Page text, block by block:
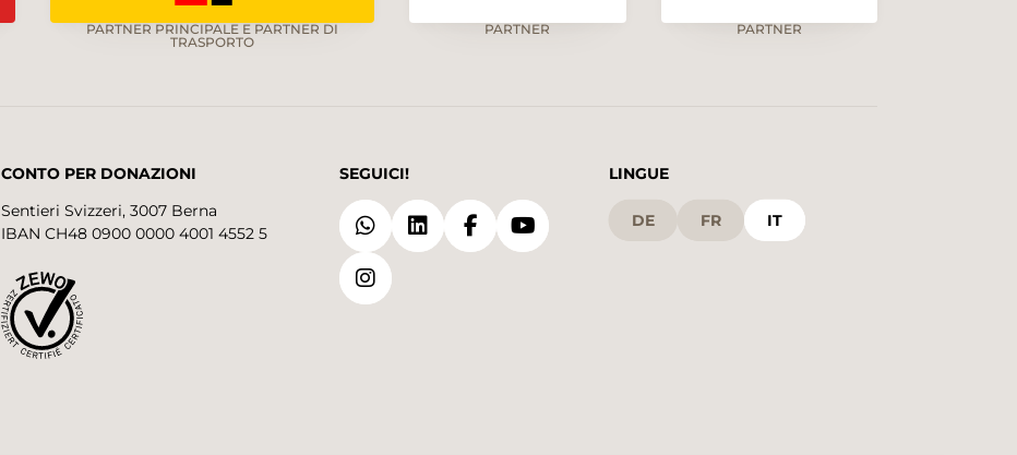
PARTNER PRINCIPALE E PARTNER DI
TRASPORTO
PARTNER PARTNER
CONTO PER DONAZIONI
Sentieri Svizzeri, 3007 Berna
IBAN CH48 0900 0000 4001 4552 5
SEGUICI! LINGUE
DE FR IT